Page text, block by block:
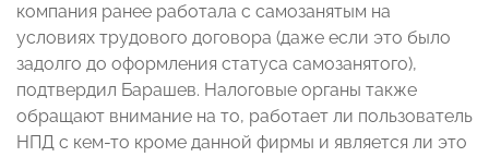
компания ранее работала с самозанятым на
условиях трудового договора (даже если это было
задолго до оформления статуса самозанятого),
подтвердил Барашев. Налоговые органы также
обращают внимание на то, работает ли пользователь
НПД с кем-то кроме данной фирмы и является ли это